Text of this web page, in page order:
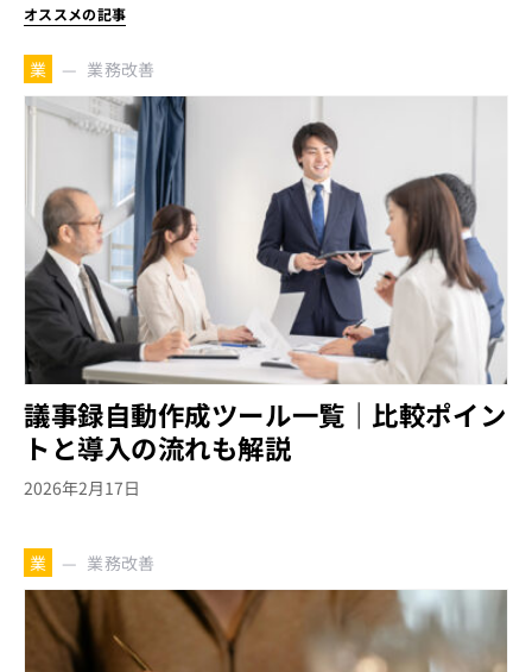
オススメの記事
業 業務改善
議事録自動作成ツール一覧｜比較ポイン
トと導入の流れも解説
2026年2月17日
業 業務改善